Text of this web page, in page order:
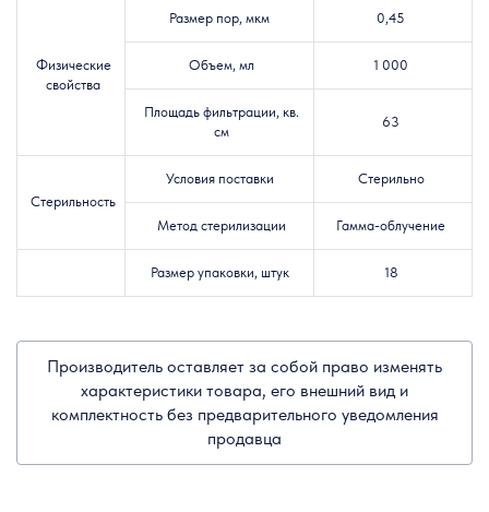
Физические
свойства
Размер пор, мкм 0,45
Объем, мл 1 000
Площадь фильтрации, кв.
см
63
Стерильность
Условия поставки Стерильно
Метод стерилизации Гамма-облучение
Размер упаковки, штук 18
Производитель оставляет за собой право изменять
характеристики товара, его внешний вид и
комплектность без предварительного уведомления
продавца